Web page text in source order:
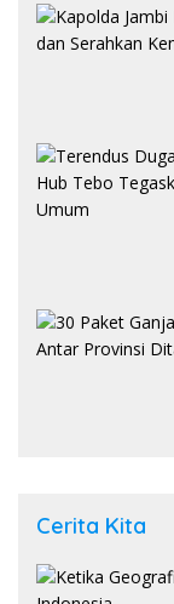
Cerita Kita